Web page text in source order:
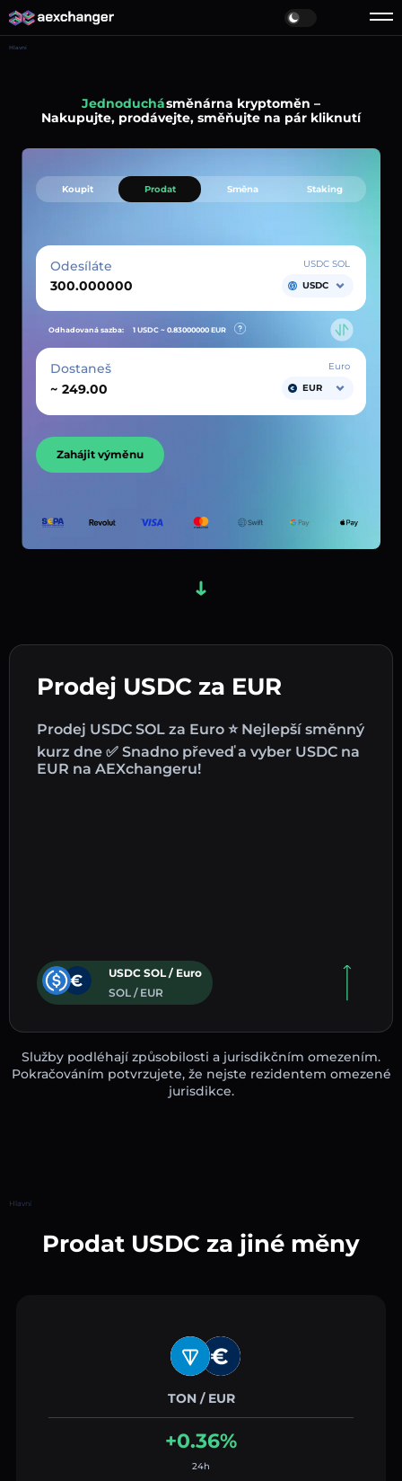
Hlavní
Jednoduchásměnárna kryptoměn –
Nakupujte, prodávejte, směňujte na pár kliknutí
Prodej USDC za EUR
Prodej USDC SOL za Euro ⭐ Nejlepší směnný
kurz dne ✅ Snadno převeď a vyber USDC na
EUR na AEXchangeru!
USDC SOL / Euro
SOL / EUR
Koupit Prodat Směna Staking
Odesíláte
USDC SOL
USDC
Odhadovaná sazba: 1 USDC ~ 0.83000000 EUR
Dostaneš
~
Euro
EUR
Zahájit výměnu
Služby podléhají způsobilosti a jurisdikčním omezením.
Pokračováním potvrzujete, že nejste rezidentem omezené
jurisdikce.
Hlavní
Prodat USDC za jiné měny
TON / EUR
+0.36%
24h